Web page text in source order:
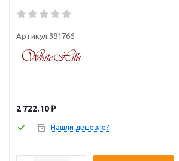
Артикул:381766
2 722.10₽
Нашли дешевле?